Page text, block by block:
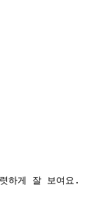
하게 잘 보여요.